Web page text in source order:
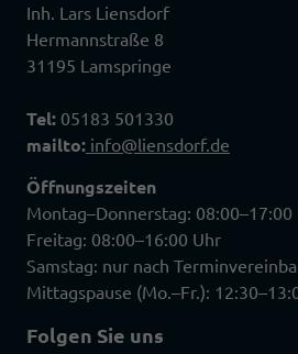
Inh. Lars Liensdorf
Hermannstraße 8
31195 Lamspringe
Tel: 05183 501330
mailto: info@liensdorf.de
Öffnungszeiten
Montag–Donnerstag: 08:00–17:00
Freitag: 08:00–16:00 Uhr
Samstag: nur nach
Mittagspause (Mo.–Fr.):
Folgen Sie uns